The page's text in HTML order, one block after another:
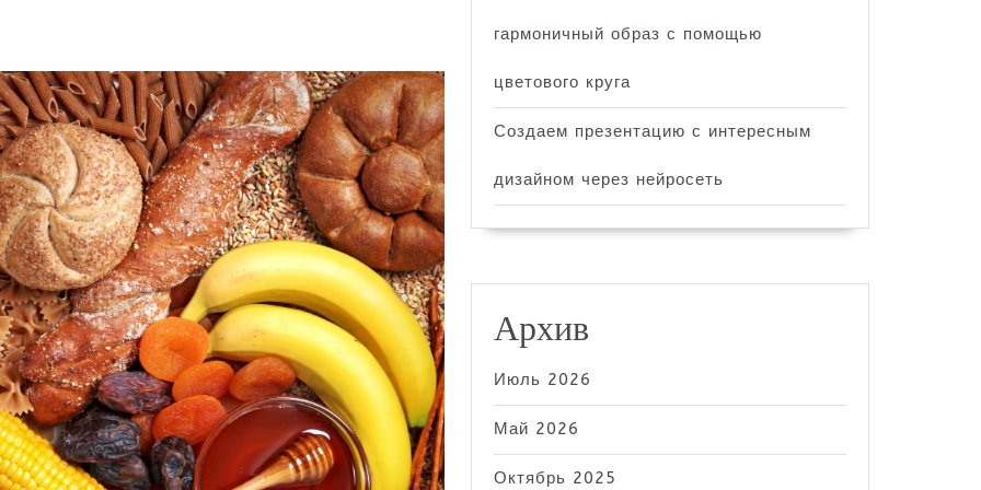
гармоничный образ с помощью
цветового круга
Создаем презентацию с интересным
дизайном через нейросеть
Архив
Июль 2026
Май 2026
Октябрь 2025